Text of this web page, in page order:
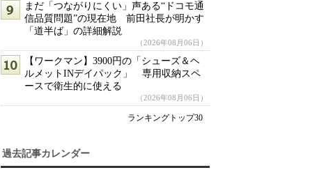
まだ「つながりにくい」声ある“ドコモ通
信品質問題”の現在地 前田社長が明かす
「道半ば」の詳細解説
（2026年08月06日）
【ワークマン】3900円の「シューズ＆ヘ
ルメットINデイパック」 専用収納スペ
ースで衛生的に使える
（2026年08月06日）
ランキングトップ30
過去記事カレンダー